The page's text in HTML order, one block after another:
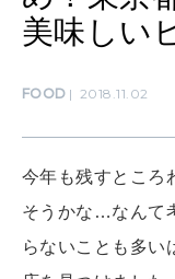
美味しい
FOOD 2018.11.02
今年も残すところ
そうかな…なんて
らないことも多い